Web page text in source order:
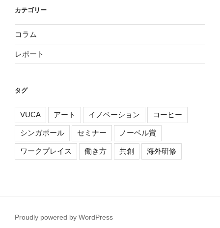
カテゴリー
コラム
レポート
タグ
VUCA アート イノベーション コーヒー
シンガポール セミナー ノーベル賞
ワークプレイス 働き方 共創 海外研修
Proudly powered by WordPress